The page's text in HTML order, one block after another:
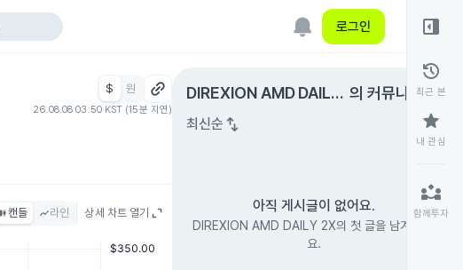
로그인
$ 원
26.08.08 03:50 KST (15분 지연)
캔들 라인 상세 차트 열기
DIREXION AMD DAILY
2X
의 커뮤니티expand_circle_right
최신순 swap_vert
아직 게시글이 없어요.
DIREXION AMD DAILY 2X의 첫 글을 남겨 보세
요.
right_panel_open
history
최근 본
star
내 관심
partner_exchange
함께투자